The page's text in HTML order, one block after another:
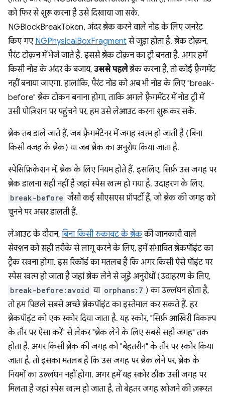
को फिर से शुरू करना है उसे दिखाया जा सके.
NGBlockBreakToken, अंदर ब्रेक करने वाले नोड के लिए जनरेट
किए गए NGPhysicalBoxFragmentसे जुड़ा होता है. ब्रेक टोक़न,
पैरंट टोक़न में भेजे जाते हैं. इससे ब्रेक टोक़न का ट्री बनता है. अगर हमें
किसी नोड के अंदर के बजाय, उससे पहलेब्रेक करना है, तो कोई फ़्रैगमेंट
नहीं बनाया जाएगा. हालांकि, पैरंट नोड को अब भी नोड के लिए "break-
before" ब्रेक टोकन बनाना होगा, ताकि अगले फ़्रैगमेंटर में नोड ट्री में
उसी पोज़िशन पर पहुंचने पर, हम उसे लेआउट करना शुरू कर सकें.
ब्रेक तब डाले जाते हैं, जब फ़्रैगमेंटेनर में जगह खत्म हो जाती है (बिना
किसी वजह के ब्रेक) या जब ब्रेक का अनुरोध किया जाता है.
स्पेसिफ़िकेशन में, ब्रेक के लिए नियम होते हैं. इसलिए, सिर्फ़ उस जगह पर
ब्रेक डालना सही नहीं है जहां स्पेस खत्म हो गया है. उदाहरण के लिए,
break-before जैसी कई सीएसएस प्रॉपर्टी हैं, जो ब्रेक की जगह को
चुनने पर असर डालती हैं.
लेआउट के दौरान, बिना किसी रुकावट के ब्रेककी जानकारी वाले
सेक्शन को सही तरीके से लागू करने के लिए, हमें संभावित ब्रेकपॉइंट का
ट्रैक रखना होगा. इस रिकॉर्ड का मतलब है कि अगर किसी ऐसे पॉइंट पर
स्पेस खत्म हो जाता है जहां ब्रेक लेने से जुड़े अनुरोधों (उदाहरण के लिए,
break-before:avoid या orphans:7 ) का उल्लंघन होता है,
तो हम पिछले सबसे अच्छे ब्रेकपॉइंट का इस्तेमाल कर सकते हैं. हर
ब्रेकपॉइंट को एक स्कोर दिया जाता है. यह स्कोर, "सिर्फ़ आखिरी विकल्प
के तौर पर ऐसा करें" से लेकर "ब्रेक लेने के लिए सबसे सही जगह" तक
होता है. अगर किसी ब्रेक की जगह को "बेहतरीन" के तौर पर स्कोर किया
जाता है, तो इसका मतलब है कि उस जगह पर ब्रेक लेने पर, ब्रेक के
नियमों का उल्लंघन नहीं होगा. अगर हमें यह स्कोर ठीक उसी जगह पर
मिलता है जहां स्पेस खत्म हो जाता है, तो बेहतर जगह खोजने की ज़रूरत